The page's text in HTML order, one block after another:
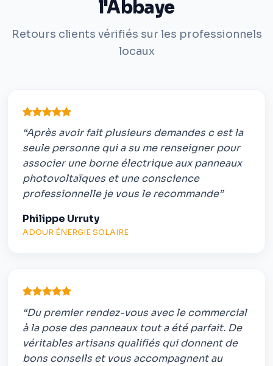
l'Abbaye
Retours clients vérifiés sur les professionnels
locaux
“Après avoir fait plusieurs demandes c est la
seule personne qui a su me renseigner pour
associer une borne électrique aux panneaux
photovoltaïques et une conscience
professionnelle je vous le recommande”
Philippe Urruty
ADOUR ÉNERGIE SOLAIRE
“Du premier rendez-vous avec le commercial
à la pose des panneaux tout a été parfait. De
véritables artisans qualifiés qui donnent de
bons conseils et vous accompagnent au